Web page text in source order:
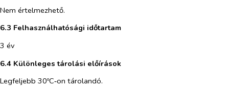
Nem értelmezhető.
6.3 Felhasználhatósági időtartam
3 év
6.4 Különleges tárolási előírások
Legfeljebb 30ºC‑on tárolandó.